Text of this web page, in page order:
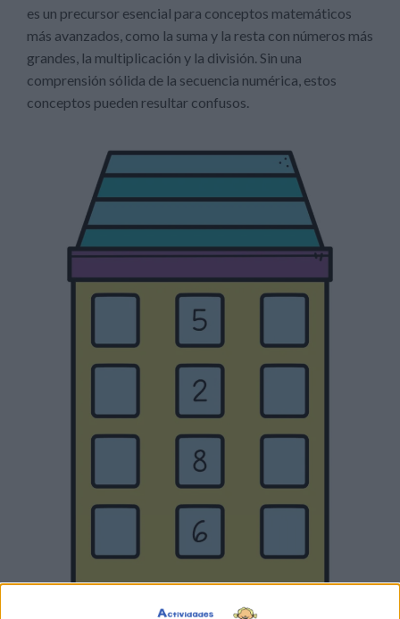
es un precursor esencial para conceptos matemáticos
más avanzados, como la suma y la resta con números más
grandes, la multiplicación y la división. Sin una
comprensión sólida de la secuencia numérica, estos
conceptos pueden resultar confusos.